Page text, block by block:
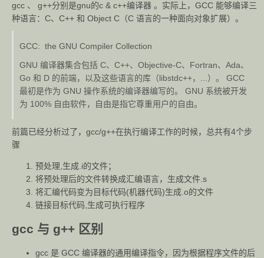
gcc 、 g++分别是gnu的c & c++编译器 。实际上，GCC 能够编译三
种语言：C、C++ 和 Object C（C 语言的一种面向对象扩展）。
GCC: the GNU Compiler Collection
GNU 编译器集合包括 C、C++、Objective-C、Fortran、Ada、
Go 和 D 的前端，以及这些语言的库（libstdc++，...）。 GCC
最初是作为 GNU 操作系统的编译器编写的。 GNU 系统被开发
为 100% 自由软件，自由是指它尊重用户的自由。
前篇已经分析过了，gcc/g++在执行编译工作的时候，总共有4个步
骤
预处理,生成.i的文件；
将预处理后的文件转换成汇编语言，生成文件.s
将汇编代码变为目标代码(机器代码)生成.o的文件
链接目标代码,生成可执行程序
gcc 与 g++ 区别
gcc 是 GCC 编译器的通用编译指令，因为根据程序文件的后